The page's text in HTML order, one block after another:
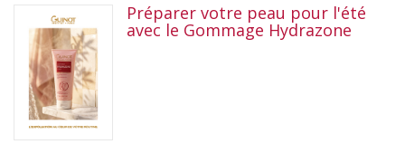
Préparer votre peau pour l'été
avec le Gommage Hydrazone